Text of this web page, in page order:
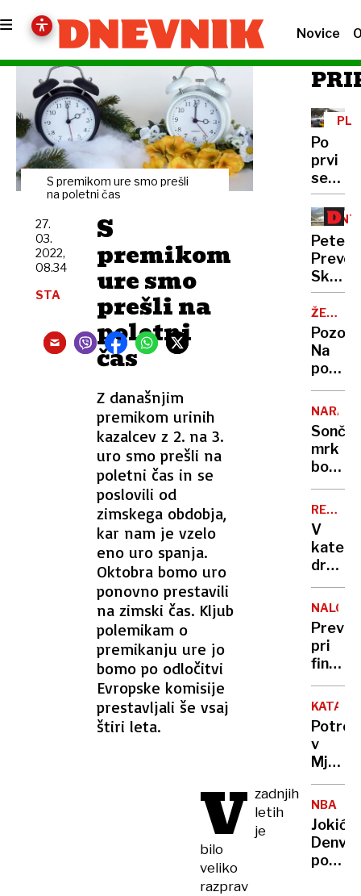
Novice
S premikom ure smo prešli
na poletni čas
S
premikom
ure smo
prešli na
poletni
čas
Z današnjim
premikom urinih
kazalcev z 2. na 3.
uro smo prešli na
poletni čas in se
poslovili od
zimskega obdobja,
kar nam je vzelo
eno uro spanja.
Oktobra bomo uro
ponovno prestavili
na zimski čas. Kljub
polemikam o
premikanju ure jo
bomo po odločitvi
Evropske komisije
prestavljali še vsaj
štiri leta.
27.
03.
2022,
08.34
STA
V zadnjih
letih
je
bilo
veliko
razprav
Po
prvi
seriji
tretja
Peter
Prevc:
policaji
niso
dela
ŽELJA
Pozor:
Na
poti
z
morja
nas
bo
lovil
nov
radar
NARAVA
mrk
bodo
ovirali
oblaki
PET
V
živijo
ljudje
z
IQ in
kje
smo
pri
vas
lahko
zavede
Potres
v
že
več
kot
1000
žrtev
NBA
Jokić
Denver